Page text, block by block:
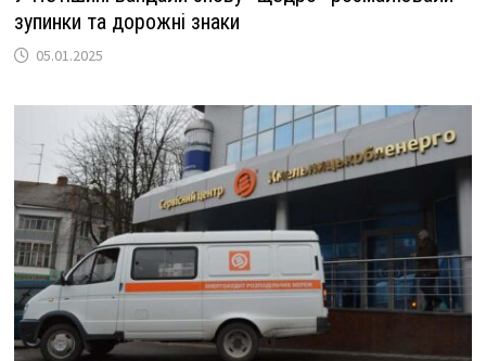
зупинки та дорожні знаки
05.01.2025